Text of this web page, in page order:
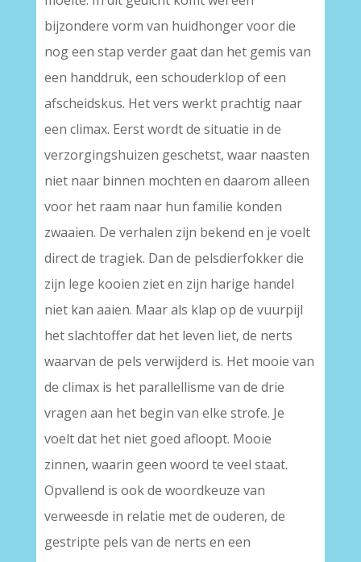
bijzondere vorm van huidhonger voor die
nog een stap verder gaat dan het gemis van
een handdruk, een schouderklop of een
afscheidskus. Het vers werkt prachtig naar
een climax. Eerst wordt de situatie in de
verzorgingshuizen geschetst, waar naasten
niet naar binnen mochten en daarom alleen
voor het raam naar hun familie konden
zwaaien. De verhalen zijn bekend en je voelt
direct de tragiek. Dan de pelsdierfokker die
zijn lege kooien ziet en zijn harige handel
niet kan aaien. Maar als klap op de vuurpijl
het slachtoffer dat het leven liet, de nerts
waarvan de pels verwijderd is. Het mooie van
de climax is het parallellisme van de drie
vragen aan het begin van elke strofe. Je
voelt dat het niet goed afloopt. Mooie
zinnen, waarin geen woord te veel staat.
Opvallend is ook de woordkeuze van
verweesde in relatie met de ouderen, de
gestripte pels van de nerts en een